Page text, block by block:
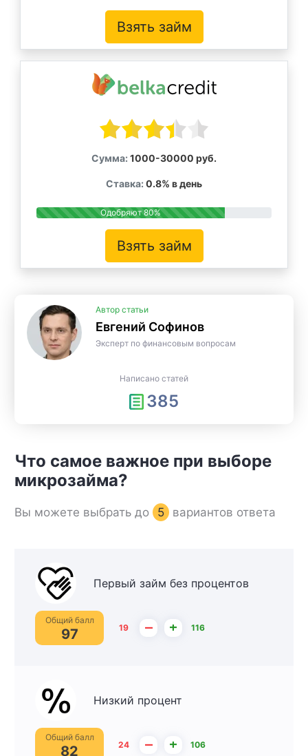
Взять займ
Сумма: 1000-30000 руб.
Ставка: 0.8% в день
Одобряют 80%
Взять займ
Автор статьи
Евгений Софинов
Эксперт по финансовым вопросам
Написано статей
385
Что самое важное при выборе
микрозайма?
Вы можете выбрать до 5 вариантов ответа
Первый займ без процентов
Общий балл
97 19 – + 116
Низкий процент
Общий балл
82 24 – + 106